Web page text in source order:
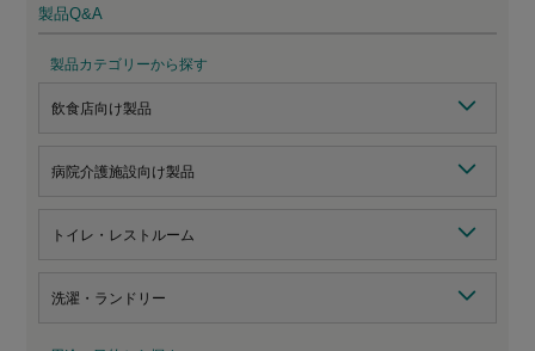
製品Q&A
製品カテゴリーから探す
飲食店向け製品
病院介護施設向け製品
トイレ・レストルーム
洗濯・ランドリー